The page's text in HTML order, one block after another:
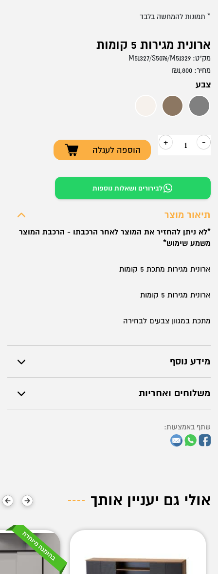
ארונית מגירות 5 קומות
מחיר: ₪1,800
צבע
אפור כההחום משולב קרם
-
כמות
ארונית
מגירות
5
+
הוספה לעגלה
מק"ט: M51327/S5076/M51329
לבירורים ושאלות נוספות
תיאור מוצר
*לא ניתן להחזיר את המוצר לאחר הרכבתו - הרכבת המוצר
משמע שימוש*
ארונית מגירות מתכת 5 קומות
ארונית מגירות 5 קומות
מתכת במגוון צבעים לבחירה
מידע נוסף
משלוחים ואחריות
שתף באמצעות:
* תמונות להמחשה בלבד
אולי גם יעניין אותך